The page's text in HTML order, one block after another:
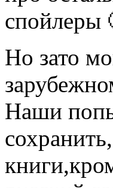
спойлеры
Но зато
Наши